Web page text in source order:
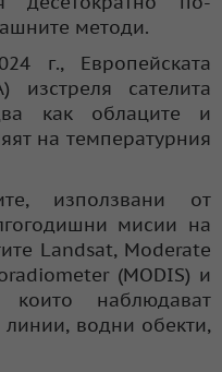
методи.
г., Европейската
изстреля сателита
как облаците и
на температурния
използвани от
мисии на
Landsat, Moderate
(MODIS) и
наблюдават
линии, водни обекти,